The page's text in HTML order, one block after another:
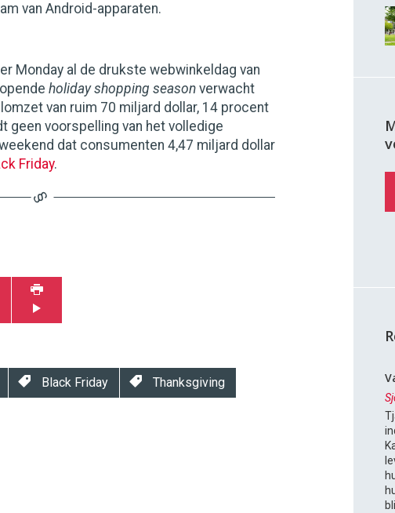
van Android-apparaten.
Monday al de drukste webwinkeldag van
holiday shopping season verwacht
van ruim 70 miljard dollar, 14 procent
geen voorspelling van het volledige
dat consumenten 4,47 miljard dollar
Friday.
Black Friday Thanksgiving